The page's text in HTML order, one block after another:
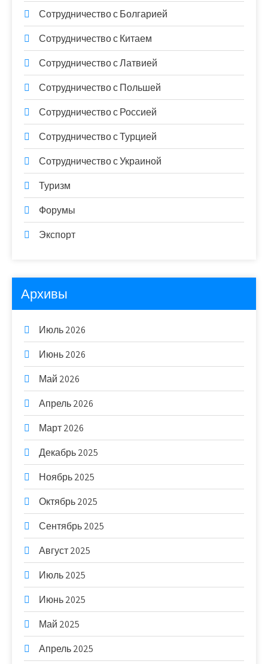
Сотрудничество с Болгарией
Сотрудничество с Китаем
Сотрудничество с Латвией
Сотрудничество с Польшей
Сотрудничество с Россией
Сотрудничество с Турцией
Сотрудничество с Украиной
Туризм
Форумы
Экспорт
Архивы
Июль 2026
Июнь 2026
Май 2026
Апрель 2026
Март 2026
Декабрь 2025
Ноябрь 2025
Октябрь 2025
Сентябрь 2025
Август 2025
Июль 2025
Июнь 2025
Май 2025
Апрель 2025